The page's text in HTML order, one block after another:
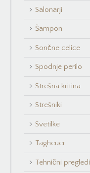
Salonarji
Šampon
Sončne celice
Spodnje perilo
Strešna kritina
Strešniki
Svetilke
Tagheuer
Tehnični pregledi